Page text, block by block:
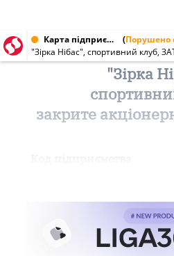
Карта підприємства від 28.01.1998 (Порушено
"Зірка Нібас", спортивний клуб,
"Зірка
закрите